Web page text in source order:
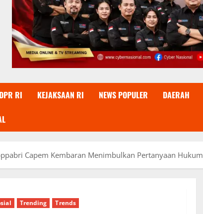
DPR RI KEJAKSAAN RI NEWS POPULER DAERAH
Capem Kembaran Menimbulkan Pertanyaan Hukum
Trending Trends